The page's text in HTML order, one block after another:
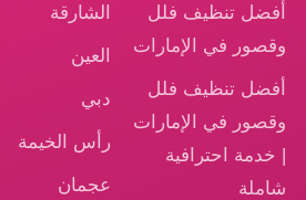
أفضل تنظيف فلل
وقصور في الإمارات
أفضل تنظيف فلل
وقصور في الإمارات
| خدمة احترافية
شاملة
الشارقة
العين
دبي
رأس الخيمة
عجمان